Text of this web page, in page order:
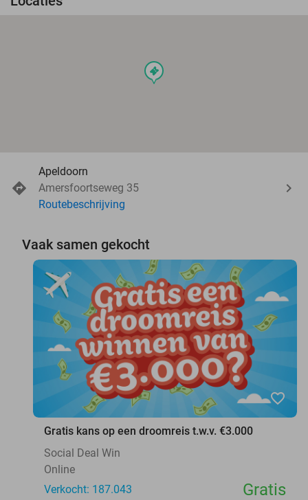
events
Apeldoorn
Amersfoortseweg 35
Routebeschrijving
Vaak samen gekocht
favorite_border
Gratis kans op een droomreis t.w.v. €3.000
Social Deal Win
Online
Verkocht: 187.043
Gratis